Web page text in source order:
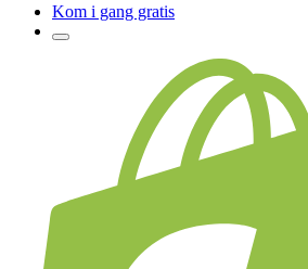
Kom i gang gratis